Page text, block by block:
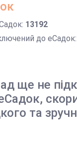
13192
до еСадок:
ще не
та